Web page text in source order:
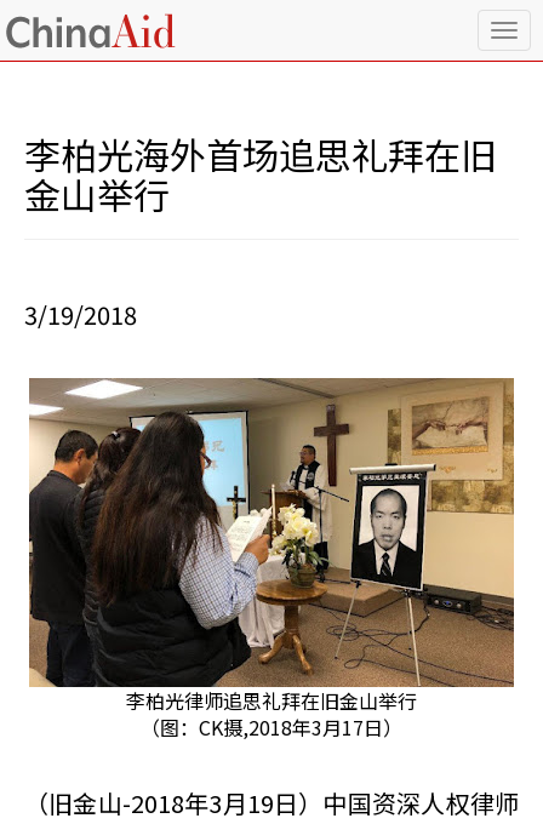
T
o
o
n
李柏光海外首场追思礼拜在旧
金山举行
3/19/2018
李柏光律师追思礼拜在旧金山举行
（图：CK摄,2018年3月17日）
（旧金山-2018年3月19日）中国资深人权律师